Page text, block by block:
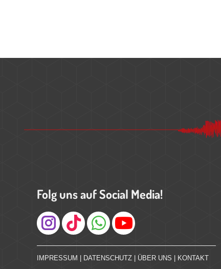
Folg uns auf Social Media!
Instagram
IMPRESSUM DATENSCHUTZ ÜBER UNS KONTAKT